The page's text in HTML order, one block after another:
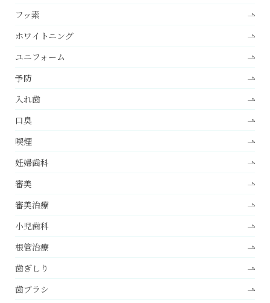
フッ素
ホワイトニング
ユニフォーム
予防
入れ歯
口臭
喫煙
妊婦歯科
審美
審美治療
小児歯科
根管治療
歯ぎしり
歯ブラシ